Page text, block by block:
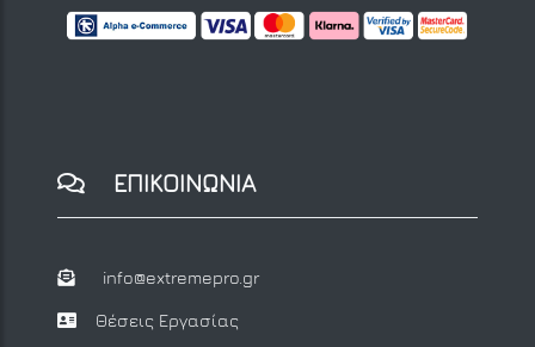
ΕΠΙΚΟΙΝΩΝΙΑ
info@extremepro.gr
Θέσεις Εργασίας